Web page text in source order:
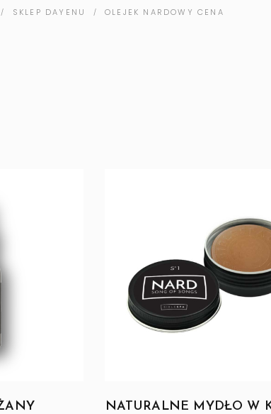
/ SKLEP DAYENU / OLEJEK NARDOWY CENA
NATURALNE MYDŁO W